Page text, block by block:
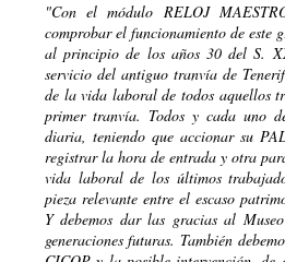
"Con el módulo RELOJ
comprobar el funcionamiento de este
al principio de los años 30 del S.
servicio del antiguo tranvía de
de la vida laboral de todos aquellos
primer tranvía. Todos y cada uno
diaria, teniendo que accionar su
registrar la hora de entrada y otra
vida laboral de los últimos
pieza relevante entre el escaso
Y debemos dar las gracias al
generaciones futuras. También